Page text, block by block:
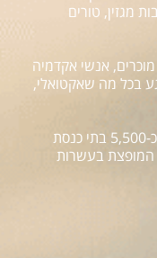
מגזין, טורים
אנשי אקדמיה
בכל מה שאקטואלי,
השבועון מופץ בעשרות אלפי עותקים בכ-5,500 בתי כנסת
המופצת בעשרות